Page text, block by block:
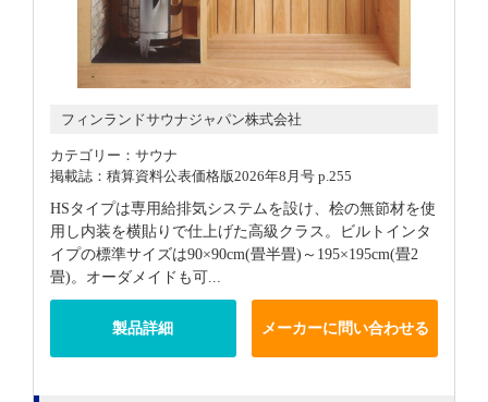
フィンランドサウナジャパン株式会社
カテゴリー：サウナ
掲載誌：積算資料公表価格版2026年8月号 p.255
HSタイプは専用給排気システムを設け、桧の無節材を使
用し内装を横貼りで仕上げた高級クラス。ビルトインタ
イプの標準サイズは90×90cm(畳半畳)～195×195cm(畳2
畳)。オーダメイドも可...
製品詳細 メーカーに問い合わせる